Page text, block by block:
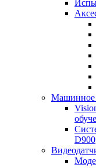
Машинное
D900